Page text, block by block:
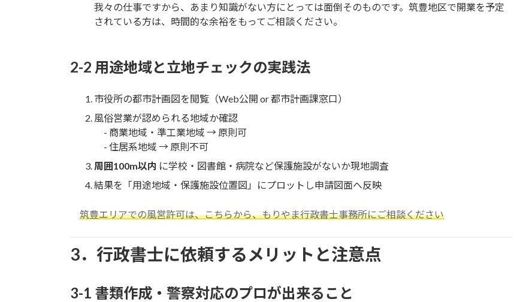
我々の仕事ですから、あまり知識がない方にとっては面倒そのものです。筑豊地区で開業を予定
されている方は、時間的な余裕をもってご相談ください。
2-2 用途地域と立地チェックの実践法
市役所の都市計画図を閲覧（Web公開 or 都市計画課窓口）
風俗営業が認められる地域か確認
- 商業地域・準工業地域 → 原則可
- 住居系地域 → 原則不可
周囲100m以内 に学校・図書館・病院など保護施設がないか現地調査
結果を「用途地域・保護施設位置図」にプロットし申請図面へ反映
筑豊エリアでの風営許可は、こちらから、もりやま行政書士事務所にご相談ください
3．行政書士に依頼するメリットと注意点
3-1 書類作成・警察対応のプロが出来ること